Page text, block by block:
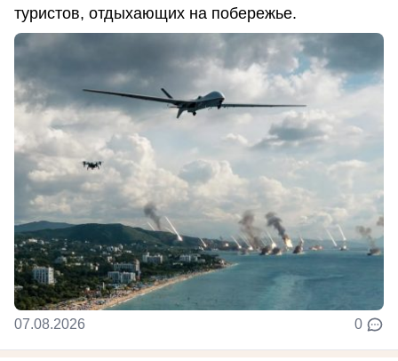
туристов, отдыхающих на побережье.
07.08.2026 0